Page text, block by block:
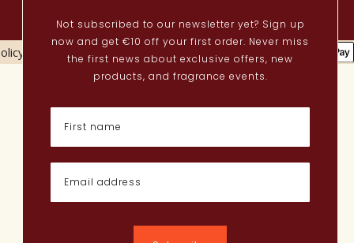
Cookies policy
Actueel
Nieuwe parfums
Perfume Finder
Wat is oudh?
Hoe breng ik parfum aan?
Poederige parfums
Not subscribed to our newsletter yet? Sign up
now and get €10 off your first order. Never miss
the first news about exclusive offers, new
products, and fragrance events.